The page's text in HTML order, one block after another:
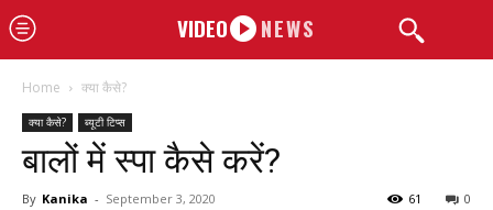
VIDEO NEWS
Home क्या कैसे?
क्या कैसे? ब्यूटी टिप्स
बालों में स्पा कैसे करें?
By Kanika - September 3, 2020 0
61